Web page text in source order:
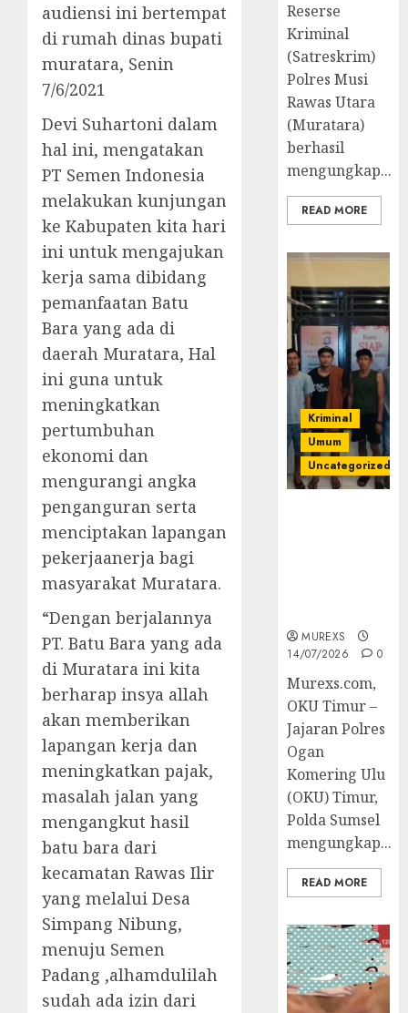
audiensi ini bertempat
di rumah dinas bupati
muratara, Senin
7/6/2021
Devi Suhartoni dalam
hal ini, mengatakan
PT Semen Indonesia
melakukan kunjungan
ke Kabupaten kita hari
ini untuk mengajukan
kerja sama dibidang
pemanfaatan Batu
Bara yang ada di
daerah Muratara, Hal
ini guna untuk
meningkatkan
pertumbuhan
ekonomi dan
mengurangi angka
penganguran serta
menciptakan lapangan
pekerjaanerja bagi
masyarakat Muratara.
“Dengan berjalannya
PT. Batu Bara yang ada
di Muratara ini kita
berharap insya allah
akan memberikan
lapangan kerja dan
meningkatkan pajak,
masalah jalan yang
mengangkut hasil
batu bara dari
kecamatan Rawas Ilir
yang melalui Desa
Simpang Nibung,
menuju Semen
Padang ,alhamdulilah
sudah ada izin dari
Reserse
Kriminal
(Satreskrim)
Polres Musi
Rawas Utara
(Muratara)
berhasil
mengungkap...
READ MORE
Kriminal
Umum
Uncategorized
MUREXS
14/07/2026
0
Murexs.com,
OKU Timur –
Jajaran Polres
Ogan
Komering Ulu
(OKU) Timur,
Polda Sumsel
mengungkap...
READ MORE